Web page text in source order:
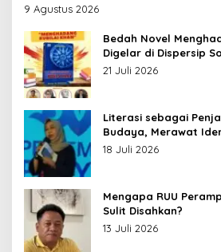
9 Agustus 2026
Bedah Novel
Digelar di Dispersip
Menyelami Heroisme
21 Juli 2026
Literasi sebagai
Budaya, Merawat
18 Juli 2026
Mengapa RUU
Sulit Disahkan?
13 Juli 2026